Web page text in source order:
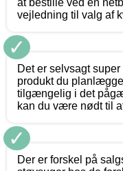
vejledning til valg af
✓
Det er selvsagt
produkt du
tilgængelig i det
kan du være nødt til
✓
Der er forskel på